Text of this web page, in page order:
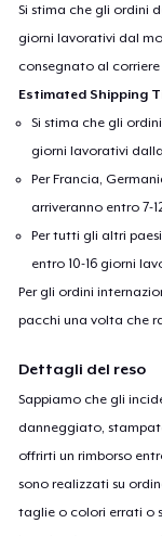
Si stima che gli ordini
giorni lavorativi dal
consegnato al corriere
Estimated Shipping
Si stima che gli
giorni lavorativi
Per Francia,
arriveranno entro 7-
Per tutti gli altri
entro 10-16 giorni
Per gli ordini
pacchi una volta che
Dettagli del reso
Sappiamo che gli
danneggiato,
offrirti un rimborso
sono realizzati su
taglie o colori errati o